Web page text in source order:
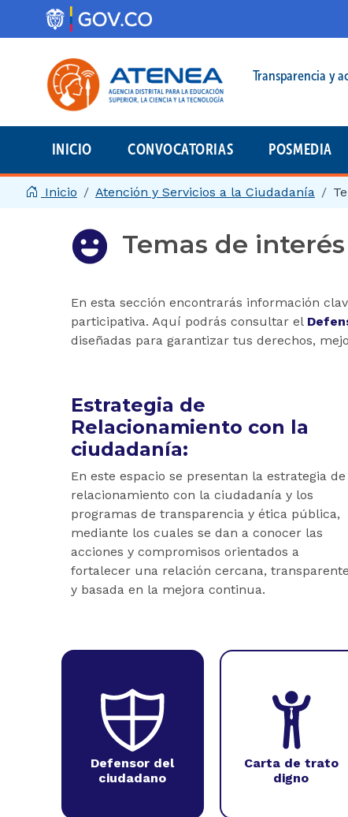
Pasar al contenido principal
Transparencia y
Menú principal | 2025
INICIO CONVOCATORIAS POSMEDIA
Inicio Atención y Servicios a la Ciudadanía
Temas de
En esta sección encontrarás información
participativa. Aquí podrás consultar el
diseñadas para garantizar tus derechos,
Estrategia de
Relacionamiento con la
ciudadanía:
En este espacio se presentan la estrategia de
relacionamiento con la ciudadanía y los
programas de transparencia y ética pública,
mediante los cuales se dan a conocer las
acciones y compromisos orientados a
fortalecer una relación cercana, transparente
y basada en la mejora continua.
Defensor del
ciudadano
Carta de trato
digno